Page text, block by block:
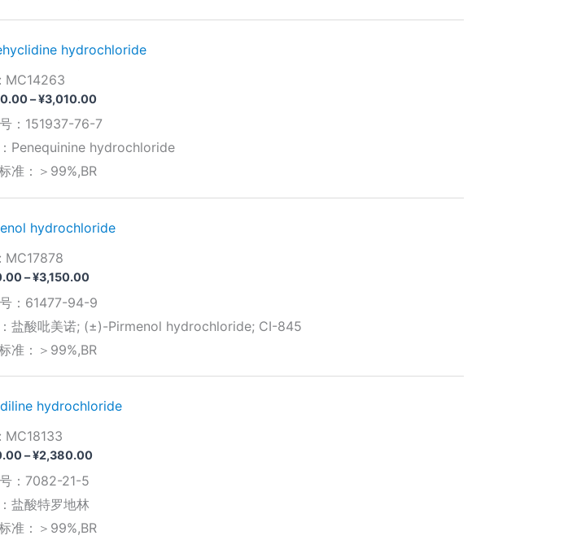
hydrochloride
MC14263
–¥3,010.00价
范
围：
¥1,210.00
至
：151937-76-7
Penequinine hydrochloride
准：＞99%,BR
hydrochloride
MC17878
–¥3,150.00价
范
围：
¥390.00
至
：61477-94-9
盐酸吡美诺; (±)-Pirmenol hydrochloride; CI-845
准：＞99%,BR
hydrochloride
MC18133
–¥2,380.00价
至
：7082-21-5
盐酸特罗地林
准：＞99%,BR